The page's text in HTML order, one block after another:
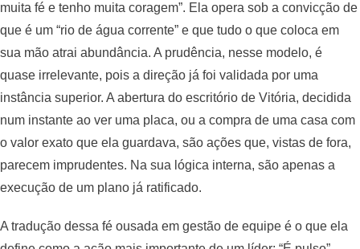
muita fé e tenho muita coragem”. Ela opera sob a convicção de
que é um “rio de água corrente” e que tudo o que coloca em
sua mão atrai abundância. A prudência, nesse modelo, é
quase irrelevante, pois a direção já foi validada por uma
instância superior. A abertura do escritório de Vitória, decidida
num instante ao ver uma placa, ou a compra de uma casa com
o valor exato que ela guardava, são ações que, vistas de fora,
parecem imprudentes. Na sua lógica interna, são apenas a
execução de um plano já ratificado.
A tradução dessa fé ousada em gestão de equipe é o que ela